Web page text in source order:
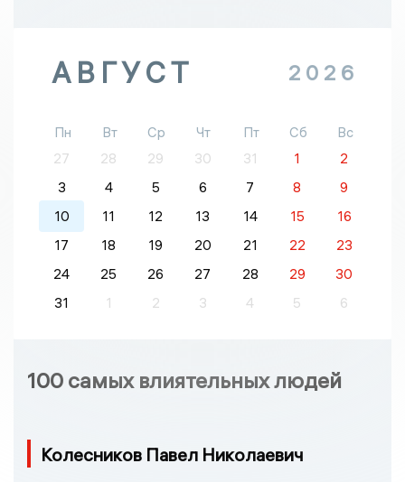
АВГУСТ 2026
Пн Вт Ср Чт Пт Сб
Вс
27
28 29 30 31 1
2
3
4 5 6 7 8
9
10
11 12 13 14 15
16
17
18 19 20 21 22
23
24
25 26 27 28 29
30
31
1 2 3 4 5 6
100 самых влиятельных людей
Колесников Павел Николаевич